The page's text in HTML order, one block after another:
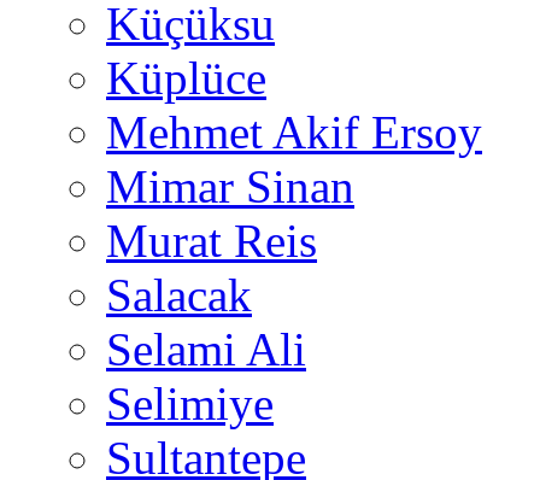
Küçüksu
Küplüce
Mehmet Akif Ersoy
Mimar Sinan
Murat Reis
Salacak
Selami Ali
Selimiye
Sultantepe